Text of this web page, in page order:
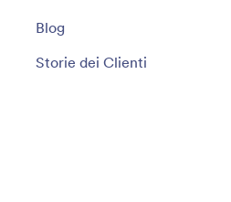
Blog
Storie dei Clienti